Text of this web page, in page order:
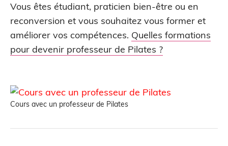
Vous êtes étudiant, praticien bien-être ou en
reconversion et vous souhaitez vous former et
améliorer vos compétences. Quelles formations
pour devenir professeur de Pilates ?
Cours avec un professeur de Pilates